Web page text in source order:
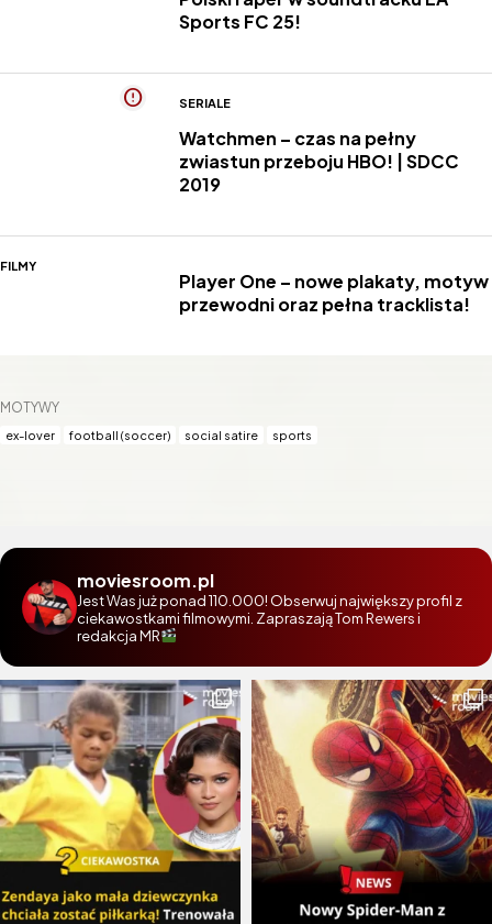
MOTYWY
ex-lover football (soccer) social satire sports
Sports FC 25!
SERIALE
Watchmen – czas na pełny
zwiastun przeboju HBO! | SDCC
2019
FILMY
Player One – nowe plakaty, motyw
przewodni oraz pełna tracklista!
moviesroom.pl
Jest Was już ponad 110.000! Obserwuj największy profil z
ciekawostkami filmowymi. Zapraszają Tom Rewers i
redakcja MR